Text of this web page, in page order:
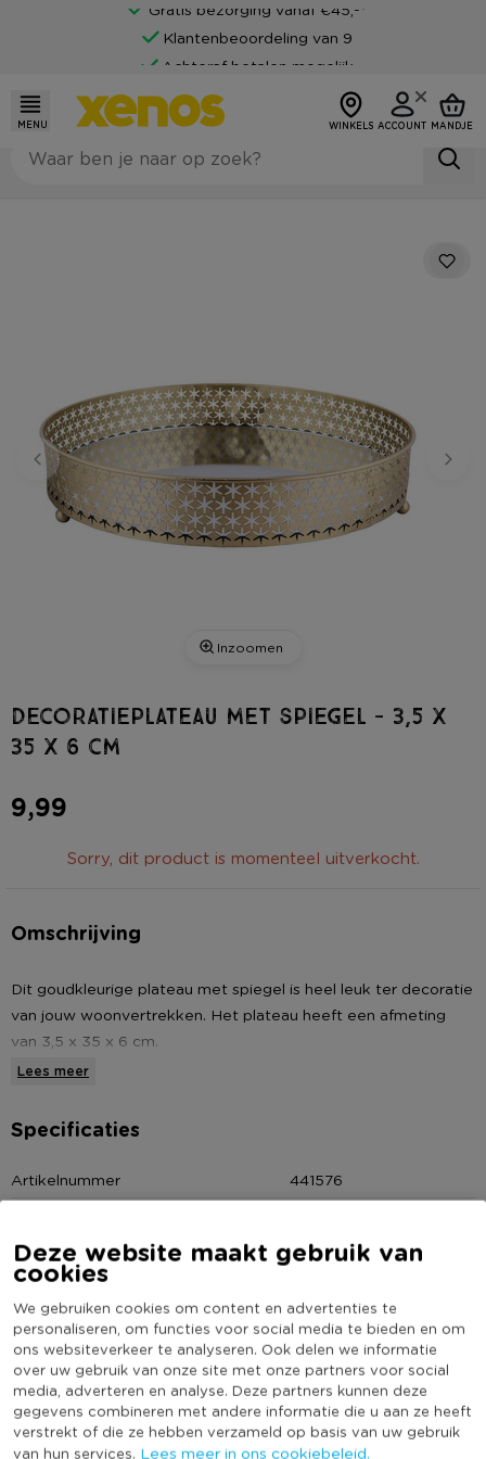
Deze website maakt gebruik van
cookies
We gebruiken cookies om content en advertenties te
personaliseren, om functies voor social media te bieden en om
ons websiteverkeer te analyseren. Ook delen we informatie
over uw gebruik van onze site met onze partners voor social
media, adverteren en analyse. Deze partners kunnen deze
gegevens combineren met andere informatie die u aan ze heeft
verstrekt of die ze hebben verzameld op basis van uw gebruik
van hun services. Lees meer in ons cookiebeleid.
Gratis bezorging vanaf €45,-*
Klantenbeoordeling van 9
Achteraf betalen mogelijk
MENU WINKELS ACCOUNT MANDJE
Inzoomen
Decoratieplateau met spiegel - 3,5 x
35 x 6 cm
9,99
Sorry, dit product is momenteel uitverkocht.
Omschrijving
Dit goudkleurige plateau met spiegel is heel leuk ter decoratie
van jouw woonvertrekken. Het plateau heeft een afmeting
van 3,5 x 35 x 6 cm.
* Kleur: goudkleurig
Lees meer
Specificaties
Artikelnummer
441576
Kleur
Goudkleurig
bekend
Heb jij Decoratieplateau met spiegel - 3,5 x 35 x 6
cm? Schrijf een review!